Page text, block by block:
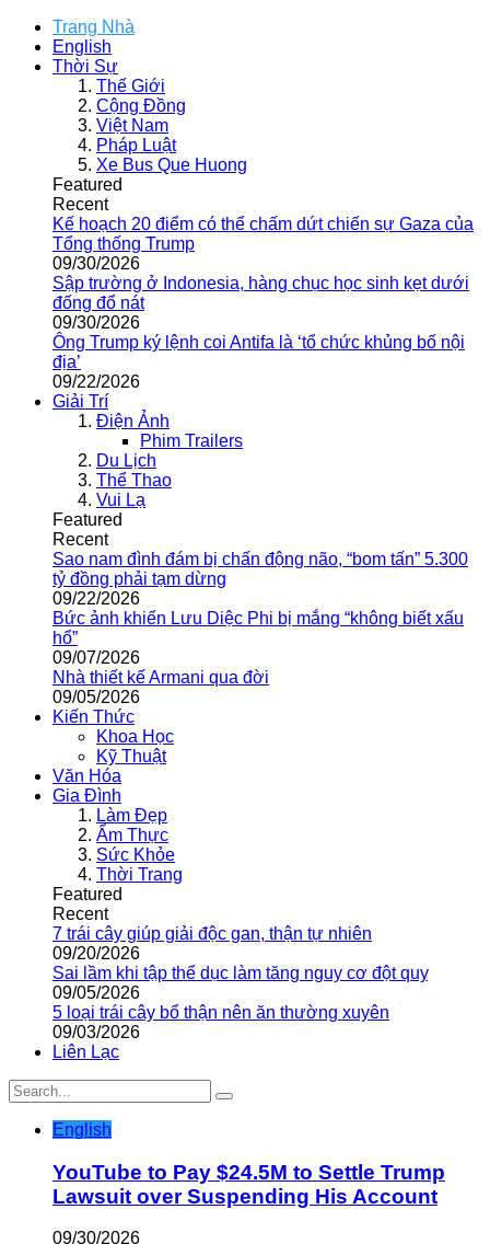
Trang Nhà
English
Thời Sự
Thế Giới
Cộng Đồng
Việt Nam
Pháp Luật
Xe Bus Que Huong
Featured
Recent
Kế hoạch 20 điểm có thể chấm dứt chiến sự Gaza của
Tổng thống Trump
09/30/2026
Sập trường ở Indonesia, hàng chục học sinh kẹt dưới
đống đổ nát
09/30/2026
Ông Trump ký lệnh coi Antifa là ‘tổ chức khủng bố nội
địa’
09/22/2026
Giải Trí
Điện Ảnh
Phim Trailers
Du Lịch
Thể Thao
Vui Lạ
Featured
Recent
Sao nam đình đám bị chấn động não, “bom tấn” 5.300
tỷ đồng phải tạm dừng
09/22/2026
Bức ảnh khiến Lưu Diệc Phi bị mắng “không biết xấu
hổ”
09/07/2026
Nhà thiết kế Armani qua đời
09/05/2026
Kiến Thức
Khoa Học
Kỹ Thuật
Văn Hóa
Gia Đình
Làm Đẹp
Ẩm Thực
Sức Khỏe
Thời Trang
Featured
Recent
7 trái cây giúp giải độc gan, thận tự nhiên
09/20/2026
Sai lầm khi tập thể dục làm tăng nguy cơ đột quỵ
09/05/2026
5 loại trái cây bổ thận nên ăn thường xuyên
09/03/2026
Liên Lạc
English
YouTube to Pay $24.5M to Settle Trump
Lawsuit over Suspending His Account
09/30/2026